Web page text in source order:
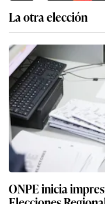
La otra elección
ONPE inicia